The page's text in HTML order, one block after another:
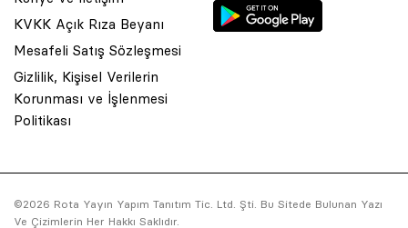
KVKK Açık Rıza Beyanı
Mesafeli Satış Sözleşmesi
Gizlilik, Kişisel Verilerin
Korunması ve İşlenmesi
Politikası
©2026 Rota Yayın Yapım Tanıtım Tic. Ltd. Şti. Bu Sitede Bulunan Yazı
Ve Çizimlerin Her Hakkı Saklıdır.
© 2001 Rota Yayın Yapım Tanıtım Tic. Ltd. Şti. Bu Sitede Bulunan
Asquared WordPress Agencytarafından tasarlanmış ve